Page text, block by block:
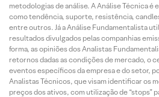
metodologias de análise. A Análise Técnica
como tendência, suporte, resistência,
entre outros. Já a Análise Fundamentalista
resultados divulgados pelas companhias
forma, as opiniões dos Analistas
retornos dadas as condições de mercado, o
eventos específicos da empresa e do setor,
Analistas Técnicos, que visam identificar os
preços dos ativos, com utilização de “stops”